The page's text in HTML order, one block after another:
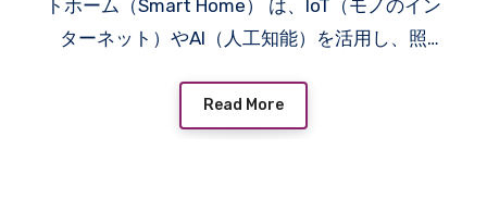
トホーム（Smart Home） は、IoT（モノのイン
ターネット）やAI（人工知能）を活用し、照
的にコントロールする仕組みです。 スマートス
ピーカーやスマートプラグなどの登場により、
Read More